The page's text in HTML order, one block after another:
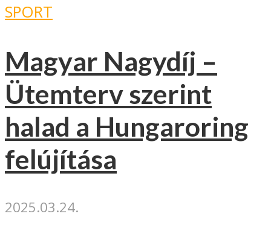
SPORT
Magyar Nagydíj –
Ütemterv szerint
halad a Hungaroring
felújítása
2025.03.24.